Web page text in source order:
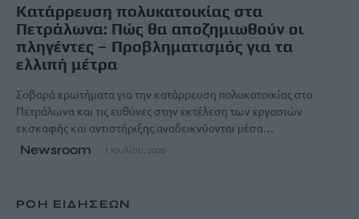
Κατάρρευση πολυκατοικίας στα
Πετράλωνα: Πώς θα αποζημιωθούν οι
πληγέντες – Προβληματισμός για τα
ελλιπή μέτρα
Σοβαρά ερωτήματα για την κατάρρευση πολυκατοικίας στα
Πετράλωνα και τις ευθύνες στην εκτέλεση των εργασιών
εκσκαφής και αντιστήριξης αναδεικνύονται μέσα…
Newsroom 1 Ιουλίου, 2026
ΡΟΗ ΕΙΔΗΣΕΩΝ